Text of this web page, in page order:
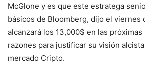
McGlone y es que este estratega
básicos de Bloomberg, dijo el viernes
alcanzará los 13,000$ en las próximas
razones para justificar su visión
mercado Cripto.